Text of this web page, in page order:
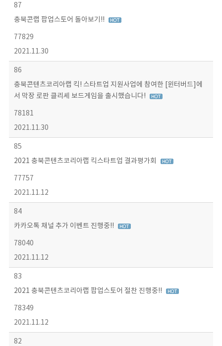
87
충북콘랩 팝업스토어 돌아보기!!
77829
2021.11.30
86
충북콘텐츠코리아랩 킥! 스타트업 지원사업에 참여한 [윈터버드]에
서 막장 로판 클리셰 보드게임을 출시했습니다!
78181
2021.11.30
85
2021 충북콘텐츠코리아랩 킥스타트업 결과평가회
77757
2021.11.12
84
카카오톡 채널 추가 이벤트 진행중!!
78040
2021.11.12
83
2021 충북콘텐츠코리아랩 팝업스토어 절찬 진행중!!
78349
2021.11.12
82